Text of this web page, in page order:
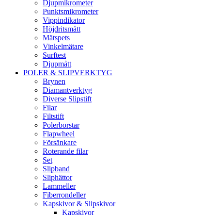
Djupmikrometer
Punktsmikrometer
Vippindikator
Höjdritsmått
Mätspets
Vinkelmätare
Surftest
Djupmått
POLER & SLIPVERKTYG
Brynen
Diamantverktyg
Diverse Slipstift
Filar
Filtstift
Polerborstar
Flapwheel
Försänkare
Roterande filar
Set
Slipband
Sliphättor
Lammeller
Fiberrondeller
Kapskivor & Slipskivor
Kapskivor